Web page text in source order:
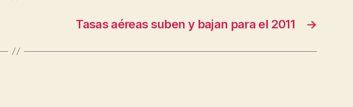
→
Tasas aéreas suben y bajan para el 2011